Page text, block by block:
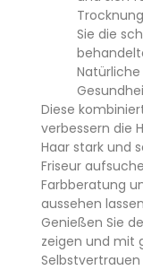
Sie die
Diese
verbessern die
Haar stark und
Friseur
Farbberatung
aussehen
Genießen Sie
zeigen und mit